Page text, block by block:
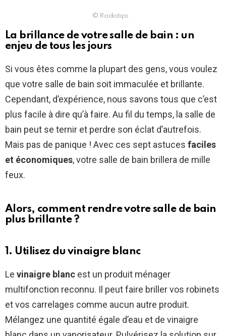
© Radiotips
La brillance de votre salle de bain : un
enjeu de tous les jours
Si vous êtes comme la plupart des gens, vous voulez
que votre salle de bain soit immaculée et brillante.
Cependant, d’expérience, nous savons tous que c’est
plus facile à dire qu’à faire. Au fil du temps, la salle de
bain peut se ternir et perdre son éclat d’autrefois.
Mais pas de panique ! Avec ces sept astuces faciles
et économiques, votre salle de bain brillera de mille
feux.
Alors, comment rendre votre salle de bain
plus brillante ?
1. Utilisez du vinaigre blanc
Le vinaigre blanc est un produit ménager
multifonction reconnu. Il peut faire briller vos robinets
et vos carrelages comme aucun autre produit.
Mélangez une quantité égale d’eau et de vinaigre